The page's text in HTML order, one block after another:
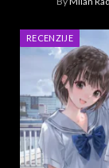
RECENZIJE